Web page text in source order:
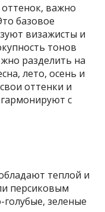
важно
базовое
визажисты и
тонов
разделить на
лето, осень и
оттенки и
с
теплой и
персиковым
зеленые